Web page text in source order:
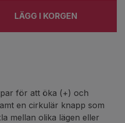
LÄGG I KORGEN
för att öka (+) och
en cirkulär knapp som
mellan olika lägen eller